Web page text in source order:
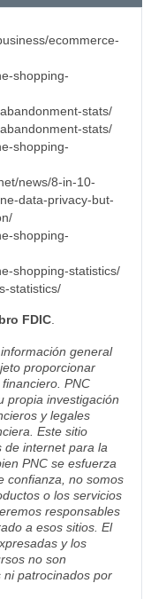
ecommerce-
shopping-
stats/
stats/
shopping-
news/8-in-10-
data-privacy-but-
shopping-
shopping-statistics/
statistics/
FDIC
general
proporcionar
PNC
propia investigación
y legales
Este sitio
de internet para la
PNC se esfuerza
confianza, no somos
o los servicios
responsables
a esos sitios. El
y los
no son
ni patrocinados por